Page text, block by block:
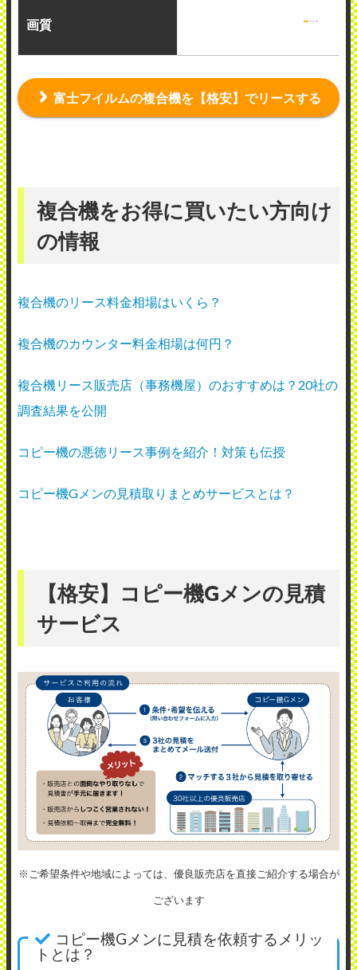
画質
富士フイルムの複合機を【格安】でリースする
複合機をお得に買いたい方向け
の情報
複合機のリース料金相場はいくら？
複合機のカウンター料金相場は何円？
複合機リース販売店（事務機屋）のおすすめは？20社の
調査結果を公開
コピー機の悪徳リース事例を紹介！対策も伝授
コピー機Gメンの見積取りまとめサービスとは？
【格安】コピー機Gメンの見積
サービス
※ご希望条件や地域によっては、優良販売店を直接ご紹介する場合が
ございます
コピー機Gメンに見積を依頼するメリッ
トとは？